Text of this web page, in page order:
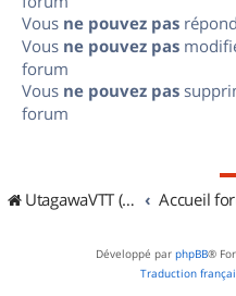
Vous ne pouvez pas
Vous ne pouvez pas
forum
Vous ne pouvez pas
forum
UtagawaVTT (Randos VTT et VTTAE avec traces GPS) Accueil
Développé par phpBB®
Traduction